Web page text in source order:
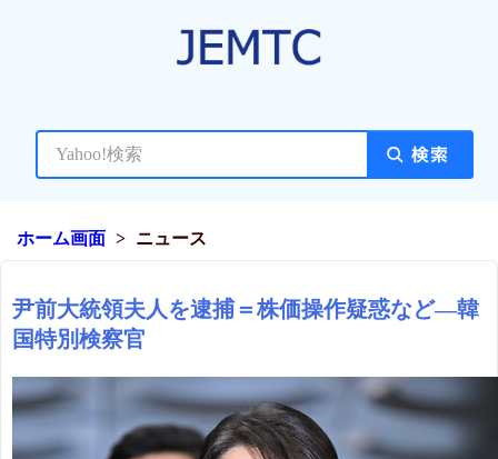
ホーム画面 ニュース
尹前大統領夫人を逮捕＝株価操作疑惑など―韓
国特別検察官